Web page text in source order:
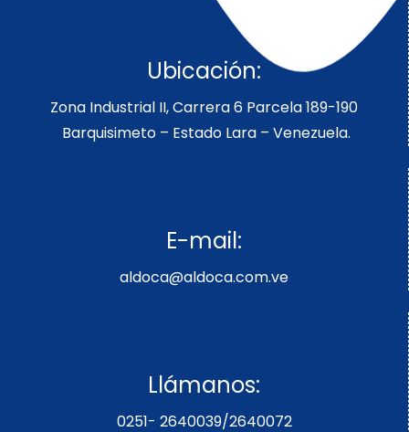
Ubicación:
Zona Industrial II, Carrera 6 Parcela 189-190
Barquisimeto – Estado Lara – Venezuela.
E-mail:
aldoca@aldoca.com.ve
Llámanos:
0251- 2640039/2640072